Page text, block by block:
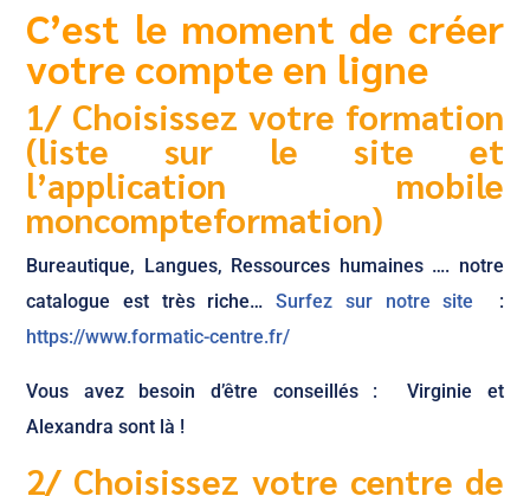
C’est le moment de créer
votre compte en ligne
1/ Choisissez votre formation
(liste sur le site et
l’application mobile
moncompteformation)
Bureautique, Langues, Ressources humaines …. notre
catalogue est très riche…Surfez sur notre site :
https://www.formatic-centre.fr/
Vous avez besoin d’être conseillés : Virginie et
Alexandra sont là !
2/ Choisissez votre centre de